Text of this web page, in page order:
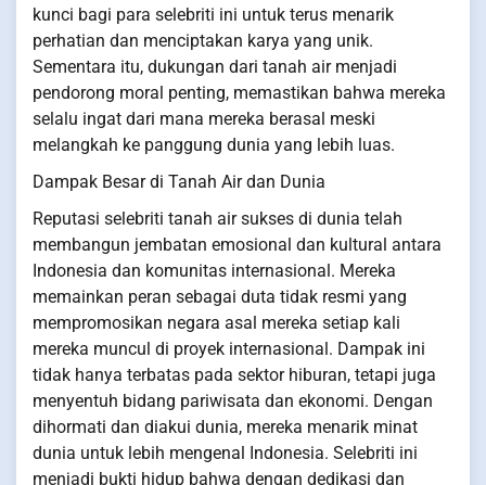
kunci bagi para selebriti ini untuk terus menarik
perhatian dan menciptakan karya yang unik.
Sementara itu, dukungan dari tanah air menjadi
pendorong moral penting, memastikan bahwa mereka
selalu ingat dari mana mereka berasal meski
melangkah ke panggung dunia yang lebih luas.
Dampak Besar di Tanah Air dan Dunia
Reputasi selebriti tanah air sukses di dunia telah
membangun jembatan emosional dan kultural antara
Indonesia dan komunitas internasional. Mereka
memainkan peran sebagai duta tidak resmi yang
mempromosikan negara asal mereka setiap kali
mereka muncul di proyek internasional. Dampak ini
tidak hanya terbatas pada sektor hiburan, tetapi juga
menyentuh bidang pariwisata dan ekonomi. Dengan
dihormati dan diakui dunia, mereka menarik minat
dunia untuk lebih mengenal Indonesia. Selebriti ini
menjadi bukti hidup bahwa dengan dedikasi dan